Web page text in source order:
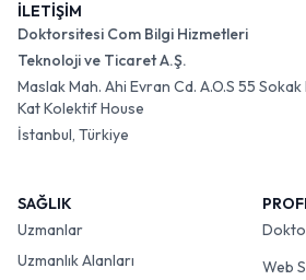
İLETİŞİM
Doktorsitesi Com Bilgi Hizmetleri
Teknoloji ve Ticaret A.Ş.
Maslak Mah. Ahi Evran Cd. A.O.S 55
Kat Kolektif House
İstanbul, Türkiye
SAĞLIK
Uzmanlar
Uzmanlık Alanları
Web